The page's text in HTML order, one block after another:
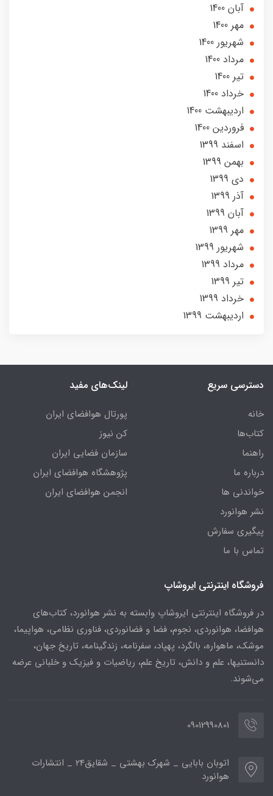
آبان 1400
مهر 1400
شهریور 1400
مرداد 1400
تير 1400
خرداد 1400
ارديبهشت 1400
فروردین 1400
اسفند 1399
بهمن 1399
دی 1399
آذر 1399
آبان 1399
مهر 1399
شهریور 1399
مرداد 1399
تير 1399
خرداد 1399
ارديبهشت 1399
دسترسی سریع
خانه
کتاب‌ها
راهنما
درباره ما
خواندنی ها
نشر هوانورد
پیگیری سفارش
تماس با ما
لینک‌های مفید
پورتال هوافضای ایران
کن نیوز
سازمان فضایی ایران
پژوهشگاه هوافضای ایران
انجمن هوافضای ایران
فروشگاه اینترنتی ایروشاپ
در فروشگاه اینترنتی ایروشاپ وابسته به نشر هوانورد، کتاب‌های
هوافضا، هوانوردی، نجوم، فضا و فضانوردی، فناوری نظامی، هواپیما،
موشک، ماهواره، بالگرد، پهپاد، سفرنامه، زندگینامه، تاریخ جهان،
دانستنیها، علم و دانش، تاریخ علم، ریاضیات و فیزیک و خلبانی عرضه
می‌شوند.
09012990801
اتوبان بابایی _ شهرک بهشتی _ شقایق24 _ انتشارات
هوانورد